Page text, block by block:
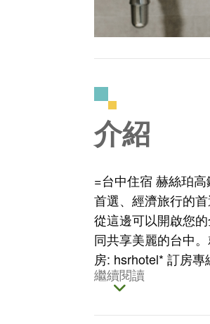
介紹
=台中住宿 赫絲珀
首選、經濟旅行的
從這邊可以開啟您
同共享美麗的台中
房: hsrhotel* 訂房
繼續閱讀